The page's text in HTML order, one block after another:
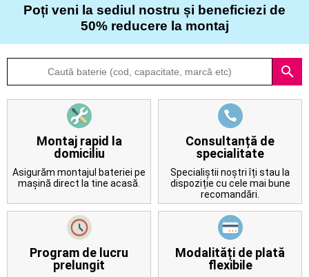
Articole
Despre
Contact
Poți veni la sediul nostru și beneficiezi de
50% reducere la montaj
search
Montaj rapid la
domiciliu
Asigurăm montajul bateriei pe
mașină direct la tine acasă.
Consultanță de
specialitate
Specialiștii noștri îți stau la
dispoziție cu cele mai bune
recomandări.
Program de lucru
prelungit
Modalități de plată
flexibile